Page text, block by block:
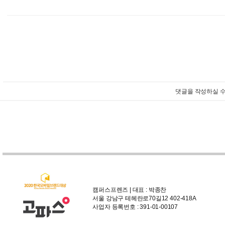
댓글을 작성하실
캠퍼스프렌즈 | 대표 : 박종찬
서울 강남구 테헤란로70길12 402-418A
사업자 등록번호 : 391-01-00107